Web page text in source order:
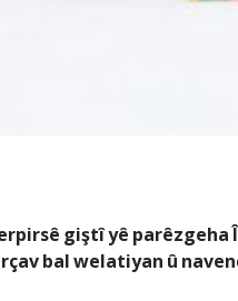
giştî yê
bal welatiyan û